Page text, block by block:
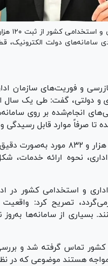
رئیس
سامانه‌های دولت الکترونیک،
و فوریت‌های سازمان
انجام‌شده بر روی
صرفاً موارد قابل رسیدگی
وی افزود: از مجموع این شکایات،
اداری، نحوه ارائه
و استخدامی کشور در
تصریح کرد:
بسیاری از سامانه‌ها
هستند موضوعی که در